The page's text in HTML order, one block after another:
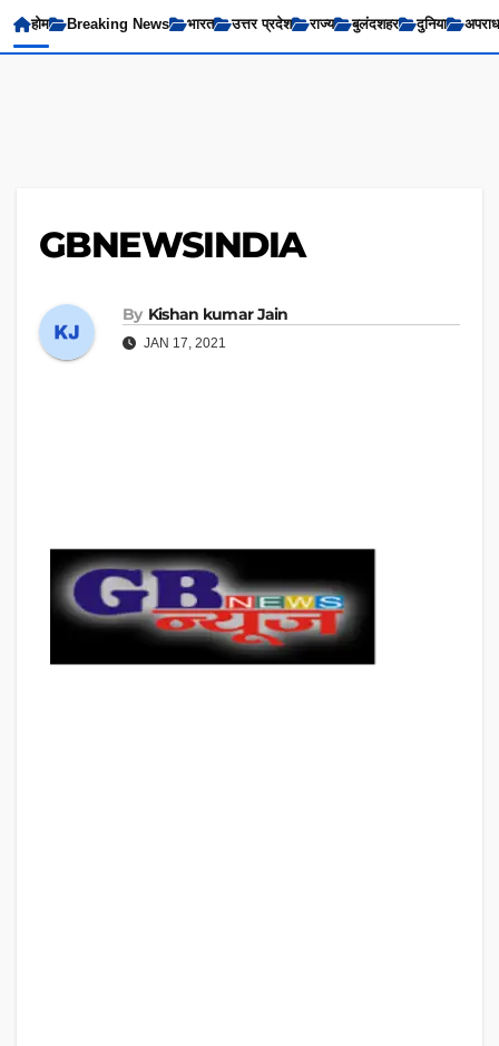
होम Breaking News भारत उत्तर प्रदेश राज्य बुलंदशहर दुनिया अपराध
GBNEWSINDIA
By Kishan kumar Jain
JAN 17, 2021